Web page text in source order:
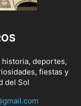
historia, deportes,
fiestas y
del Sol